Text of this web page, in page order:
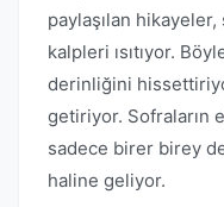
paylaşılan hikayeler,
kalpleri ısıtıyor.
derinliğini
getiriyor. Sofraların
sadece birer birey
haline geliyor.